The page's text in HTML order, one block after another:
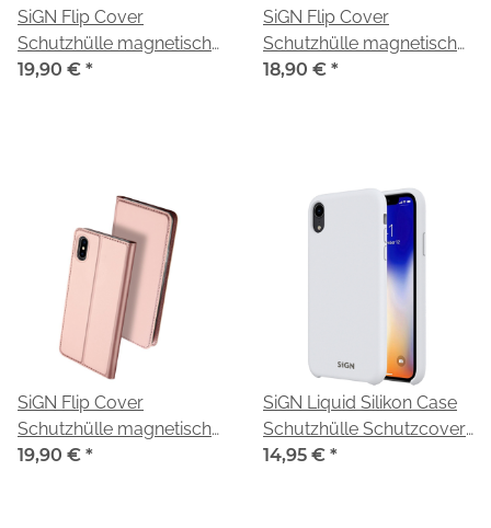
SiGN Flip Cover
Schutzhülle magnetisch
passend für iPhone X/XS
19,90 € *
SiGN Flip Cover
Schutzhülle magnetisch
passend für iPhone X/XS
18,90 € *
SiGN Flip Cover
Schutzhülle magnetisch
passend für iPhone X/XS
19,90 € *
SiGN Liquid Silikon Case
Schutzhülle Schutzcover
passend für iPhone X/XS
14,95 € *